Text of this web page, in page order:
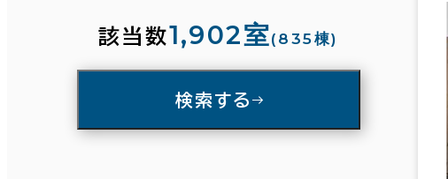
入居可能時期
該当数1,902室(835棟)
検索する